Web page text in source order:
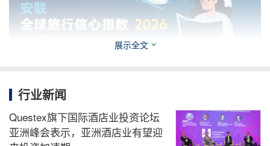
展示全文
行业新闻
Questex旗下国际酒店业投资论坛
亚洲峰会表示，亚洲酒店业有望迎